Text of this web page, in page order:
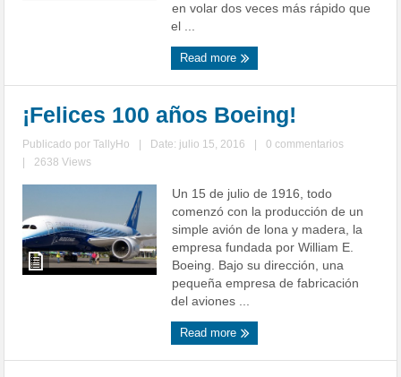
en volar dos veces más rápido que
el ...
Read more
¡Felices 100 años Boeing!
Publicado porTallyHo Date: julio 15, 2016
0 commentarios
2638 Views
Un 15 de julio de 1916, todo
comenzó con la producción de un
simple avión de lona y madera, la
empresa fundada por William E.
Boeing. Bajo su dirección, una
pequeña empresa de fabricación
del aviones ...
Read more